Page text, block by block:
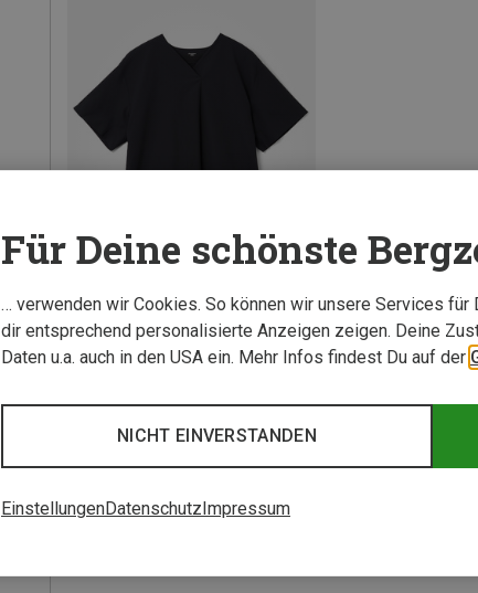
Du sparst 32%
Für Deine schönste
… verwenden wir Cookies. So können wir unsere Services
dir entsprechend personalisierte Anzeigen zeigen. Deine
Daten u.a. auch in den USA ein. Mehr Infos findest Du auf der
NICHT EINVERSTANDEN
EinstellungenDatenschutzImpressum